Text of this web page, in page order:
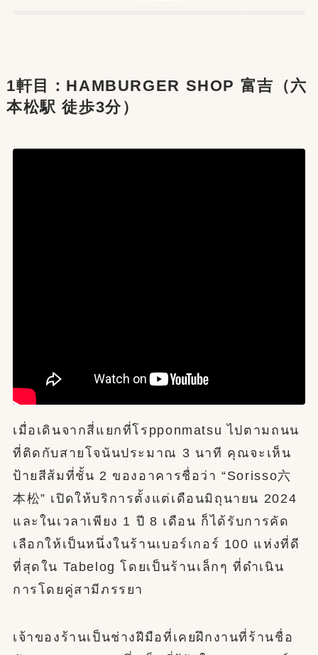
1軒目：HAMBURGER SHOP 富吉（六
本松駅 徒歩3分）
เมื่อเดินจากสี่แยกที่โรpponmatsu ไปตามถนน
ที่ติดกับสายโจนันประมาณ 3 นาที คุณจะเห็น
ป้ายสีส้มที่ชั้น 2 ของอาคารชื่อว่า “Sorisso六
本松” เปิดให้บริการตั้งแต่เดือนมิถุนายน 2024
และในเวลาเพียง 1 ปี 8 เดือน ก็ได้รับการคัด
เลือกให้เป็นหนึ่งในร้านเบอร์เกอร์ 100 แห่งที่ดี
ที่สุดใน Tabelog โดยเป็นร้านเล็กๆ ที่ดำเนิน
การโดยคู่สามีภรรยา
เจ้าของร้านเป็นช่างฝีมือที่เคยฝึกงานที่ร้านชื่อ